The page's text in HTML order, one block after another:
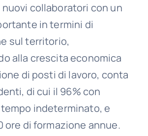
collaboratori con un
in termini di
sul territorio,
alla crescita economica
di posti di lavoro, conta
di cui il 96% con
indeterminato, e
ore di formazione annue.